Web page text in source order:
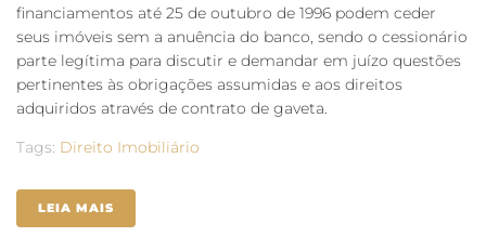
financiamentos até 25 de outubro de 1996 podem ceder
seus imóveis sem a anuência do banco, sendo o cessionário
parte legítima para discutir e demandar em juízo questões
pertinentes às obrigações assumidas e aos direitos
adquiridos através de contrato de gaveta.
Tags: Direito Imobiliário
LEIA MAIS